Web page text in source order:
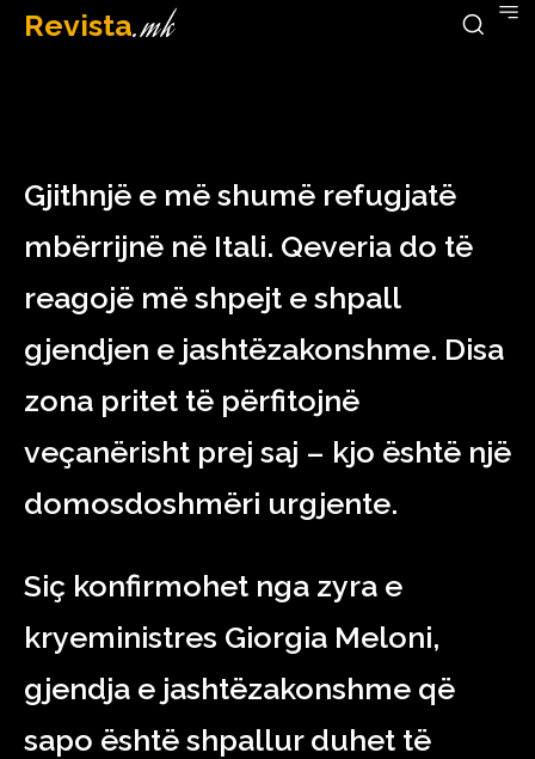
Revista.mk
April 12, 2023
Gjithnjë e më shumë refugjatë
mbërrijnë në Itali. Qeveria do të
reagojë më shpejt e shpall
gjendjen e jashtëzakonshme. Disa
zona pritet të përfitojnë
veçanërisht prej saj – kjo është një
domosdoshmëri urgjente.
Siç konfirmohet nga zyra e
kryeministres Giorgia Meloni,
gjendja e jashtëzakonshme që
sapo është shpallur duhet të